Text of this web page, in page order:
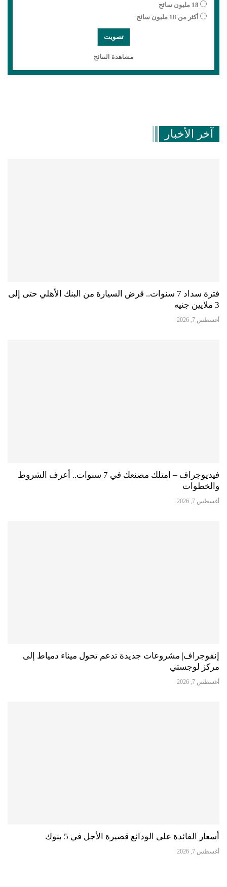
18 مليون سائح
أكثر من 18 مليون سائح
مشاهدة النتائج
آخر الأخبار
فترة سداد 7 سنوات.. قرض السيارة من البنك الأهلي حتى إلى
3 ملايين جنيه
أغسطس 7, 2026
فيديوجراف – امتلك مصنعك في 7 سنوات.. أعرف الشروط
والخطوات
أغسطس 7, 2026
إنفوجراف| مشروعات جديدة تدعم تحول ميناء دمياط إلى
مركز لوجستي
أغسطس 7, 2026
أسعار الفائدة على الودائع قصيرة الأجل في 5 بنوك
أغسطس 7, 2026